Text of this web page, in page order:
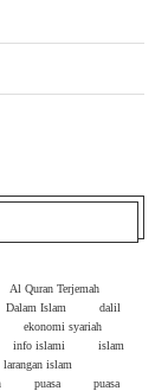
Al Quran Terjemah
Dalam Islam
dalil
ekonomi syariah
info islami
islam
larangan islam
puasa
puasa